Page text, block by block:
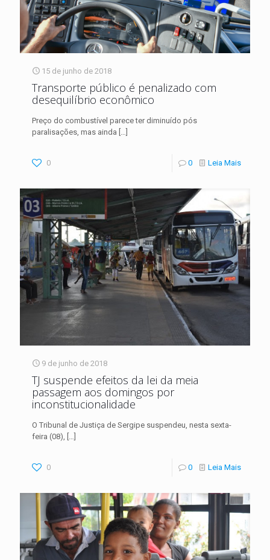
15 de junho de 2018
Transporte público é penalizado com
desequilíbrio econômico
Preço do combustível parece ter diminuído pós
paralisações, mas ainda […]
0 0 Leia Mais
9 de junho de 2018
TJ suspende efeitos da lei da meia
passagem aos domingos por
inconstitucionalidade
O Tribunal de Justiça de Sergipe suspendeu, nesta sexta-
feira (08), […]
0 0 Leia Mais